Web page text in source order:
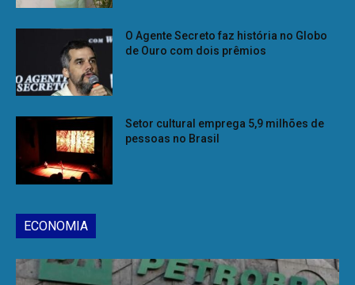
O Agente Secreto faz história no Globo
de Ouro com dois prêmios
Setor cultural emprega 5,9 milhões de
pessoas no Brasil
ECONOMIA